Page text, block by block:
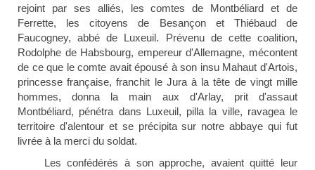
rejoint par ses alliés, les comtes de Montbéliard et de
Ferrette, les citoyens de Besançon et Thiébaud de
Faucogney, abbé de Luxeuil. Prévenu de cette coalition,
Rodolphe de Habsbourg, empereur d'Allemagne, mécontent
de ce que le comte avait épousé à son insu Mahaut d'Artois,
princesse française, franchit le Jura à la tête de vingt mille
hommes, donna la main aux d'Arlay, prit d'assaut
Montbéliard, pénétra dans Luxeuil, pilla la ville, ravagea le
territoire d'alentour et se précipita sur notre abbaye qui fut
livrée à la merci du soldat.
Les confédérés à son approche, avaient quitté leur